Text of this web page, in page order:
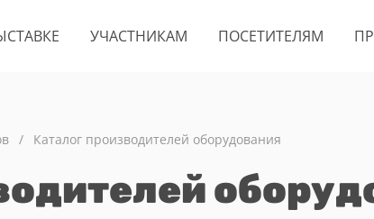
УЧАСТНИКАМ ПОСЕТИТЕЛЯМ
/ Каталог производителей оборудования